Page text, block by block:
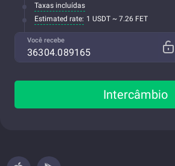
Taxas incluídas
Estimated rate: 1 USDT ~ 7.26 FET
Você recebe
Intercâmbio